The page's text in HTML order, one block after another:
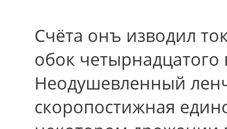
Счёта онъ изводил
обок четырнадцатого
Неодушевленный
скоропостижная